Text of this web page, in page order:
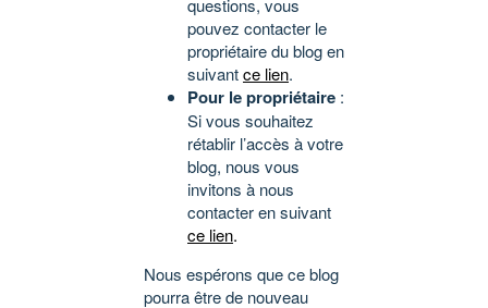
questions, vous
pouvez contacter le
propriétaire du blog en
suivantce lien.
Pour le propriétaire :
Si vous souhaitez
rétablir l’accès à votre
blog, nous vous
invitons à nous
contacter en suivant
ce lien.
Nous espérons que ce blog
pourra être de nouveau